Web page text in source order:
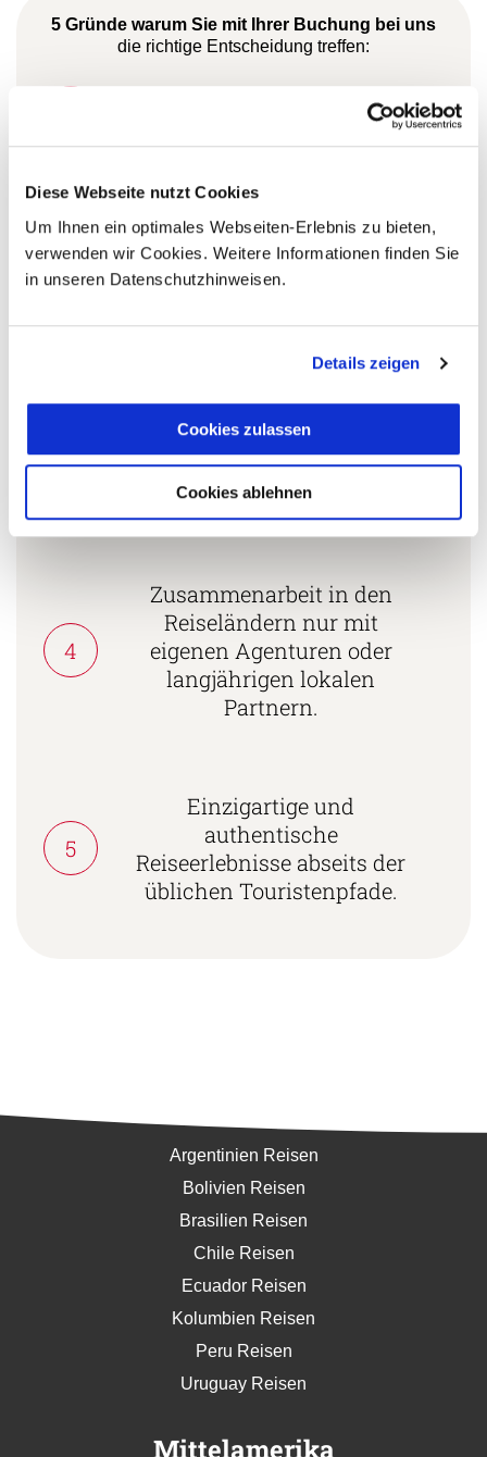
Diese Webseite nutzt Cookies
Um Ihnen ein optimales Webseiten-Erlebnis zu bieten,
verwenden wir Cookies. Weitere Informationen finden Sie
in unseren Datenschutzhinweisen.
Details zeigen
Cookies zulassen
Cookies ablehnen
5 Gründe warum Sie mit Ihrer Buchung bei uns
die richtige Entscheidung treffen:
Fernreisespezialist mit über
25 Jahren Erfahrung!
2
Persönliche Beratung durch
vielgereiste
Länderspezialisten.
Tourismuspreisen
ausgezeichnet und als
nachhaltiges Unternehmen
zertifiziert.
4
Zusammenarbeit in den
Reiseländern nur mit
eigenen Agenturen oder
langjährigen lokalen
Partnern.
5
Einzigartige und
authentische
Reiseerlebnisse abseits der
üblichen Touristenpfade.
Argentinien Reisen
Bolivien Reisen
Brasilien Reisen
Chile Reisen
Ecuador Reisen
Kolumbien Reisen
Peru Reisen
Uruguay Reisen
Mittelamerika